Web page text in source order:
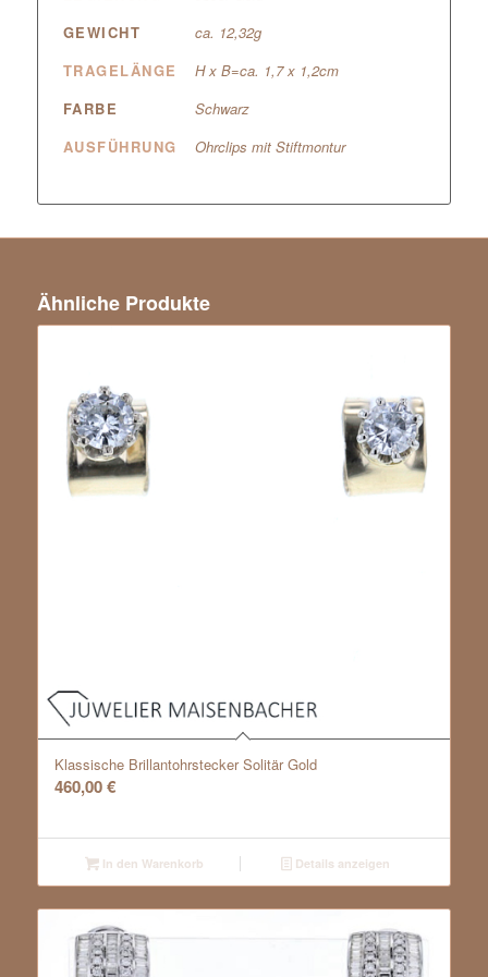
GEWICHT
ca. 12,32g
TRAGELÄNGE
H x B=ca. 1,7 x 1,2cm
FARBE
Schwarz
AUSFÜHRUNG
Ohrclips mit Stiftmontur
Ähnliche Produkte
Klassische Brillantohrstecker Solitär Gold
460,00€
In den Warenkorb Details anzeigen